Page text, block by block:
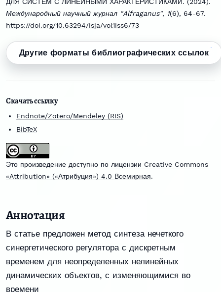
Международный научный журнал "Alfraganus", 1(6), 64-67.
https://doi.org/10.63294/isja/vol1iss6/73
Другие форматы библиографических ссылок
Скачать ссылку
Endnote/Zotero/Mendeley (RIS)
BibTeX
Это произведение доступно по лицензии Creative Commons
«Attribution» («Атрибуция») 4.0 Всемирная.
Аннотация
В статье предложен метод синтеза нечеткого
синергетического регулятора с дискретным
временем для неопределенных нелинейных
динамических объектов, с изменяющимися во
времени